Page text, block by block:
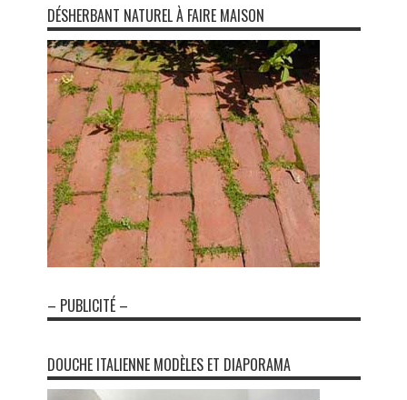
DÉSHERBANT NATUREL À FAIRE MAISON
– PUBLICITÉ –
DOUCHE ITALIENNE MODÈLES ET DIAPORAMA